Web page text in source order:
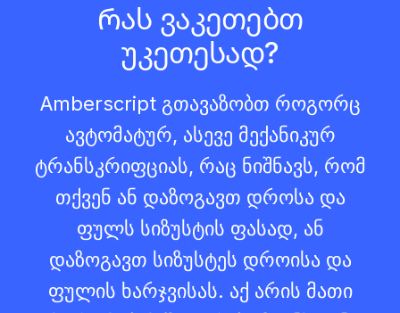
Რას ვაკეთებთ
უკეთესად?
Amberscript გთავაზობთ როგორც
ავტომატურ, ასევე მექანიკურ
ტრანსკრიფციას, რაც ნიშნავს, რომ
თქვენ ან დაზოგავთ დროსა და
ფულს სიზუსტის ფასად, ან
დაზოგავთ სიზუსტეს დროისა და
ფულის ხარჯვისას. აქ არის მათი